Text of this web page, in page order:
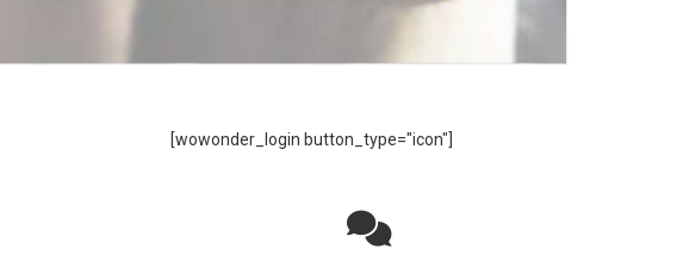
[wowonder_login button_type="icon"]